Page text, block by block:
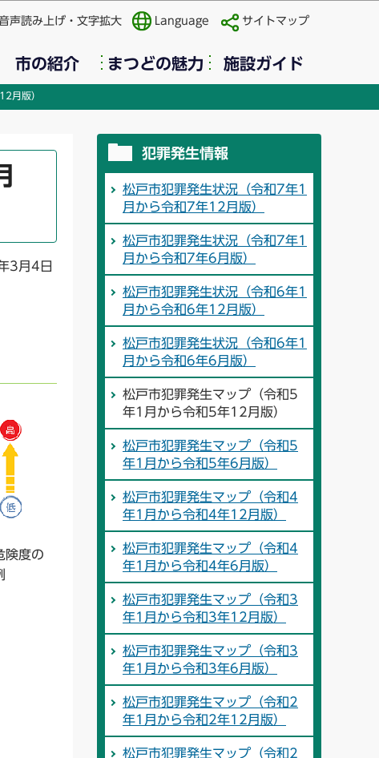
声読み上げ・文字拡大 Language サイトマップ
市の紹介 まつどの魅力 施設ガイド
月版）
3月4日
険度の
犯罪発生情報
松戸市犯罪発生状況（令和7年1
月から令和7年12月版）
松戸市犯罪発生状況（令和7年1
月から令和7年6月版）
松戸市犯罪発生状況（令和6年1
月から令和6年12月版）
松戸市犯罪発生状況（令和6年1
月から令和6年6月版）
松戸市犯罪発生マップ（令和5
年1月から令和5年12月版）
松戸市犯罪発生マップ（令和5
年1月から令和5年6月版）
松戸市犯罪発生マップ（令和4
年1月から令和4年12月版）
松戸市犯罪発生マップ（令和4
年1月から令和4年6月版）
松戸市犯罪発生マップ（令和3
年1月から令和3年12月版）
松戸市犯罪発生マップ（令和3
年1月から令和3年6月版）
松戸市犯罪発生マップ（令和2
年1月から令和2年12月版）
松戸市犯罪発生マップ（令和2